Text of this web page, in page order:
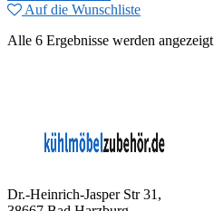
Auf die Wunschliste
Alle 6 Ergebnisse werden angezeigt
Dr.-Heinrich-Jasper Str 31,